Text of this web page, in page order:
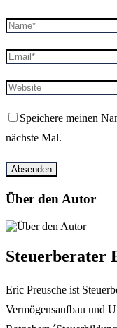
Speichere meinen
nächste Mal.
Über den Autor
Steuerberater
Eric Preusche ist
Vermögensaufbau und